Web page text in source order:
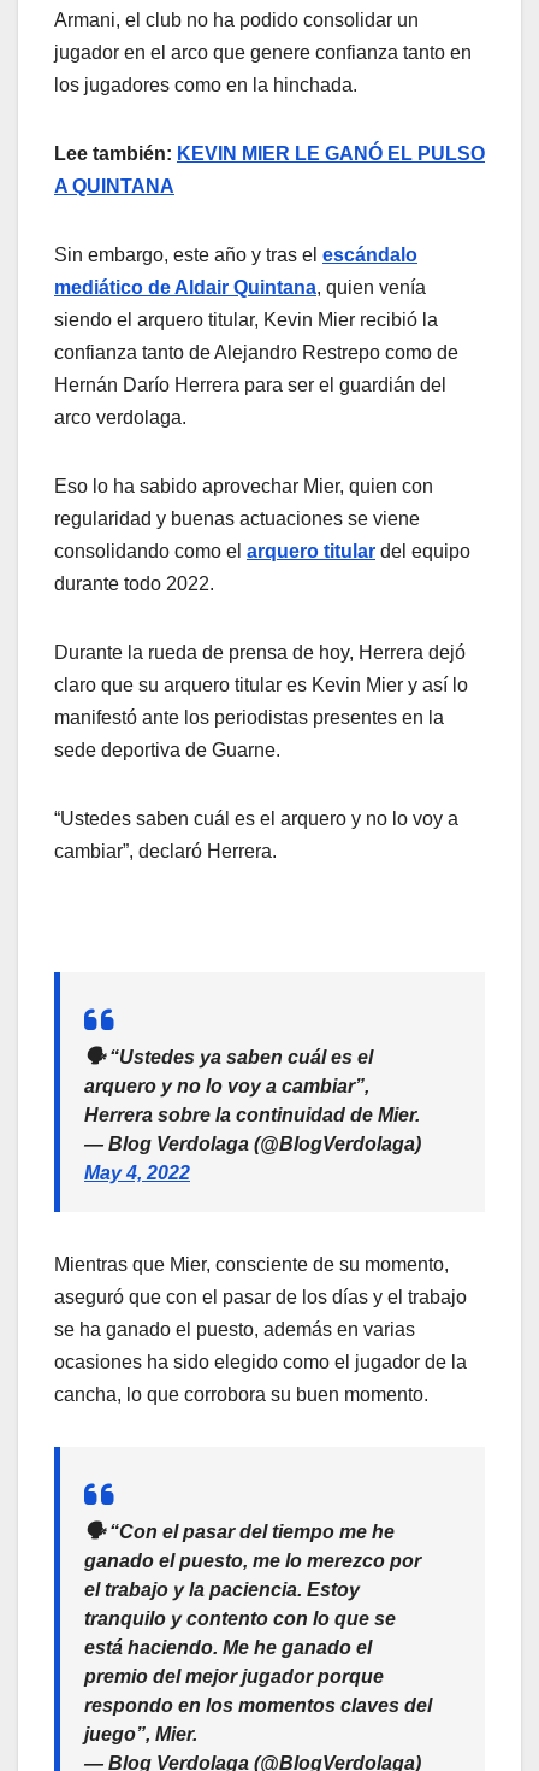
Armani, el club no ha podido consolidar un
jugador en el arco que genere confianza tanto en
los jugadores como en la hinchada.
Lee también: KEVIN MIER LE GANÓ EL PULSO
A QUINTANA
Sin embargo, este año y tras el escándalo
mediático de Aldair Quintana, quien venía
siendo el arquero titular, Kevin Mier recibió la
confianza tanto de Alejandro Restrepo como de
Hernán Darío Herrera para ser el guardián del
arco verdolaga.
Eso lo ha sabido aprovechar Mier, quien con
regularidad y buenas actuaciones se viene
consolidando como el arquero titular del equipo
durante todo 2022.
Durante la rueda de prensa de hoy, Herrera dejó
claro que su arquero titular es Kevin Mier y así lo
manifestó ante los periodistas presentes en la
sede deportiva de Guarne.
“Ustedes saben cuál es el arquero y no lo voy a
cambiar”, declaró Herrera.
🗣️ “Ustedes ya saben cuál es el
arquero y no lo voy a cambiar”,
Herrera sobre la continuidad de Mier.
— Blog Verdolaga (@BlogVerdolaga)
May 4, 2022
Mientras que Mier, consciente de su momento,
aseguró que con el pasar de los días y el trabajo
se ha ganado el puesto, además en varias
ocasiones ha sido elegido como el jugador de la
cancha, lo que corrobora su buen momento.
🗣️ “Con el pasar del tiempo me he
ganado el puesto, me lo merezco por
el trabajo y la paciencia. Estoy
tranquilo y contento con lo que se
está haciendo. Me he ganado el
premio del mejor jugador porque
respondo en los momentos claves del
juego”, Mier.
— Blog Verdolaga (@BlogVerdolaga)